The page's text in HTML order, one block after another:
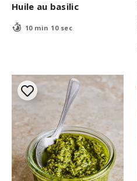
Huile au basilic
10 min 10 sec